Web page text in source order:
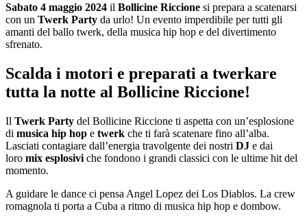
Sabato 4 maggio 2024 il Bollicine Riccione si prepara a scatenarsi
con un Twerk Party da urlo! Un evento imperdibile per tutti gli
amanti del ballo twerk, della musica hip hop e del divertimento
sfrenato.
Scalda i motori e preparati a twerkare
tutta la notte al Bollicine Riccione!
Il Twerk Party del Bollicine Riccione ti aspetta con un’esplosione
di musica hip hop e twerk che ti farà scatenare fino all’alba.
Lasciati contagiare dall’energia travolgente dei nostri DJ e dai
loro mix esplosivi che fondono i grandi classici con le ultime hit del
momento.
A guidare le dance ci pensa Angel Lopez dei Los Diablos. La crew
romagnola ti porta a Cuba a ritmo di musica hip hop e dombow.